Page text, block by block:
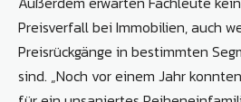
Preisverfall bei Immobilien, auch
Preisrückgänge in bestimmten
sind. „Noch vor einem Jahr